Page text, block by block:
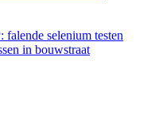
falende selenium testen
in bouwstraat